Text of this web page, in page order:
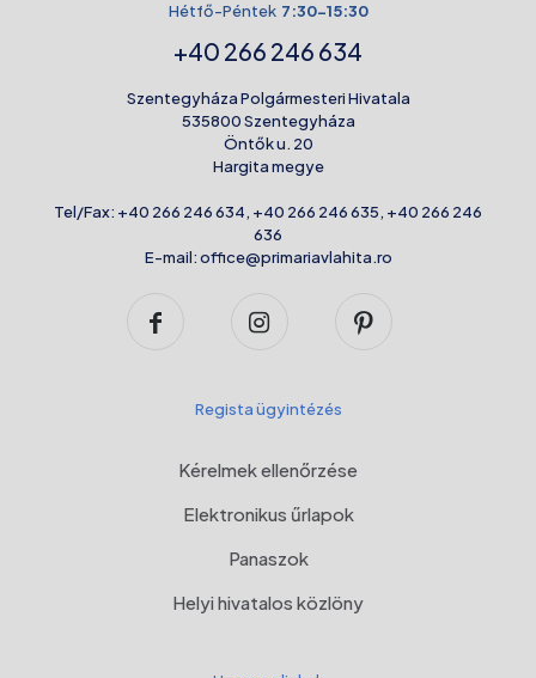
Hétfő-Péntek 7:30-15:30
+40 266 246 634
Szentegyháza Polgármesteri Hivatala
535800 Szentegyháza
Öntők u. 20
Hargita megye
Tel/Fax: +40 266 246 634, +40 266 246 635, +40 266 246
636
E-mail:office@primariavlahita.ro
Regista ügyintézés
Kérelmek ellenőrzése
Elektronikus űrlapok
Panaszok
Helyi hivatalos közlöny